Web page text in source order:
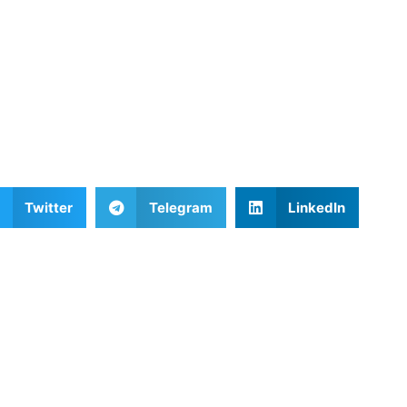
Twitter Telegram LinkedIn